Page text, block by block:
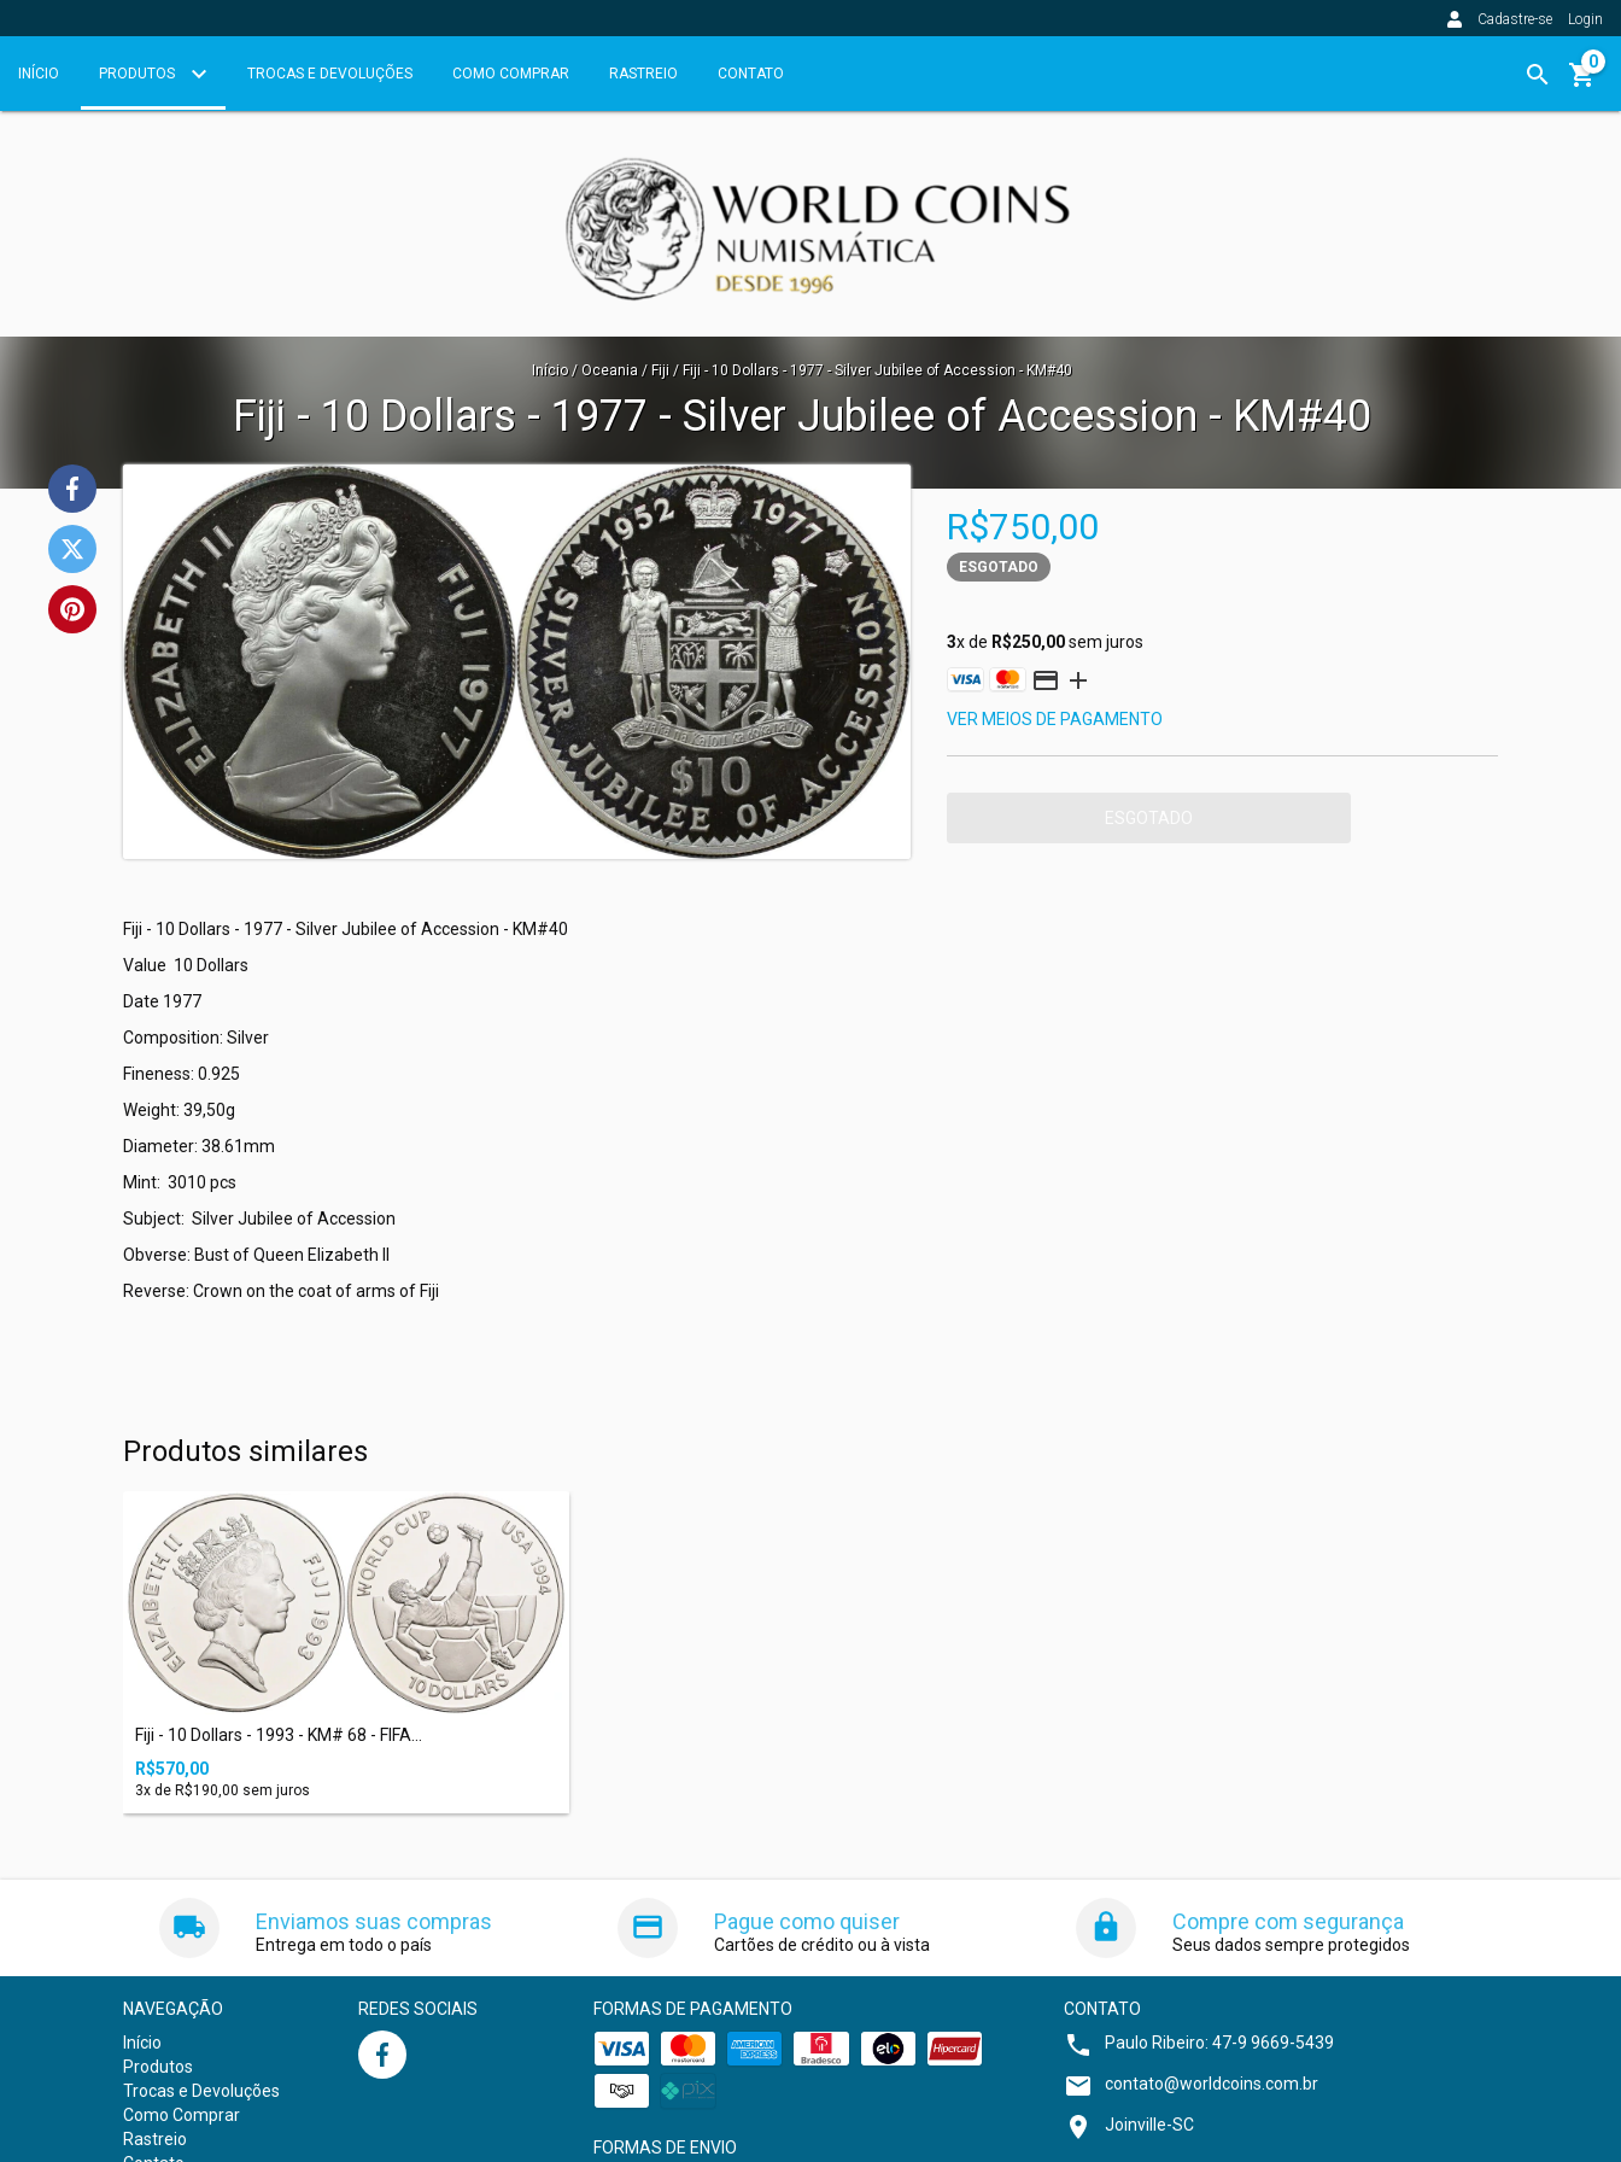
Cadastre-se Login
INÍCIO PRODUTOS TROCAS E DEVOLUÇÕES COMO COMPRAR RASTREIO CONTATO
0
Início / Oceania / Fiji / Fiji - 10 Dollars - 1977 - Silver Jubilee of Accession - KM#40
Fiji - 10 Dollars - 1977 - Silver Jubilee of Accession - KM#40
R$750,00
ESGOTADO
3x de R$250,00sem juros
VER MEIOS DE PAGAMENTO
Fiji - 10 Dollars - 1977 - Silver Jubilee of Accession - KM#40
Value 10 Dollars
Date 1977
Composition: Silver
Fineness: 0.925
Weight: 39,50g
Diameter: 38.61mm
Mint: 3010 pcs
Subject: Silver Jubilee of Accession
Obverse: Bust of Queen Elizabeth II
Reverse: Crown on the coat of arms of Fiji
Produtos similares
Fiji - 10 Dollars - 1993 - KM# 68 - FIFA...
R$570,00
3x de R$190,00 sem juros
Enviamos suas compras
Entrega em todo o país
Pague como quiser
Cartões de crédito ou à vista
Compre com segurança
Seus dados sempre protegidos
NAVEGAÇÃO
Início
Produtos
Trocas e Devoluções
Como Comprar
Rastreio
REDES SOCIAIS FORMAS DE PAGAMENTO
FORMAS DE ENVIO
CONTATO
Paulo Ribeiro: 47-9 9669-5439
contato@worldcoins.com.br
Joinville-SC